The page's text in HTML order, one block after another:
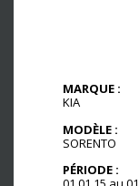
MARQUE :
KIA
MODÈLE :
SORENTO
PÉRIODE :